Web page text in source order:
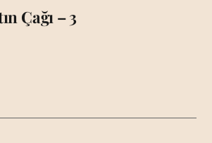
Çağı – 3